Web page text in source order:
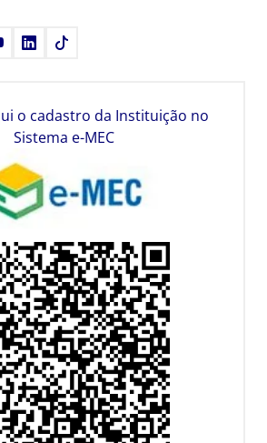
YoutubeLinkedIn
o cadastro da Instituição no
Sistema e-MEC